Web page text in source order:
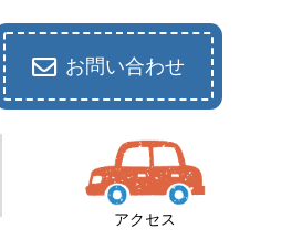
お問い合わせ
アクセス